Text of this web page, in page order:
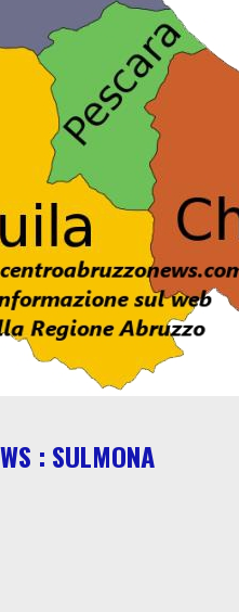
: SULMONA